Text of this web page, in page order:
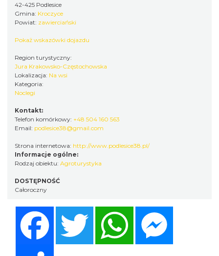
42-425 Podlesice
Gmina: Kroczyce
Powiat: zawierciański
Pokaż wskazówki dojazdu
Region turystyczny:
Jura Krakowsko-Częstochowska
Lokalizacja: Na wsi
Kategoria:
Noclegi
Kontakt:
Telefon komórkowy: +48 504 160 563
Email: podlesice38@gmail.com
Strona internetowa: http://www.podlesice38.pl/
Informacje ogólne:
Rodzaj obiektu: Agroturystyka
DOSTĘPNOŚĆ
Całoroczny
Twitter WhatsApp